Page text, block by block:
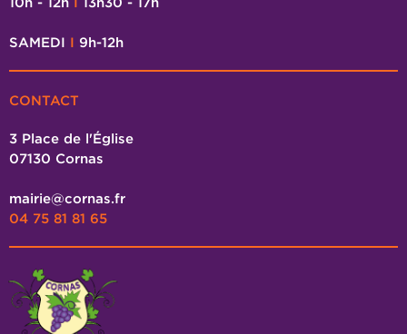
SAMEDI I 9h-12h
CONTACT
3 Place de l'Église
07130 Cornas
mairie@cornas.fr
04 75 81 81 65